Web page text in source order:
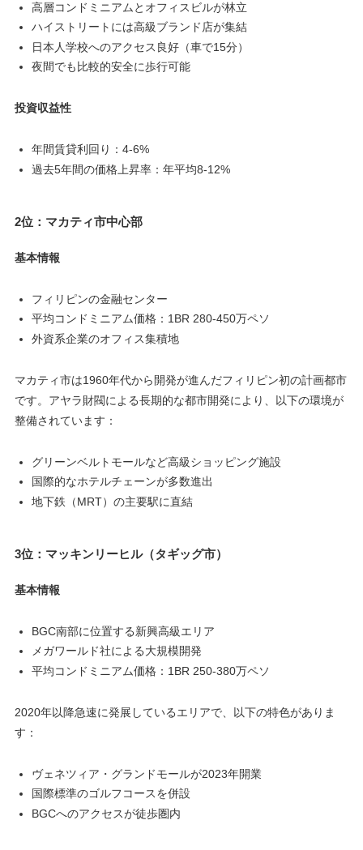
高層コンドミニアムとオフィスビルが林立
ハイストリートには高級ブランド店が集結
日本人学校へのアクセス良好（車で15分）
夜間でも比較的安全に歩行可能
投資収益性
年間賃貸利回り：4-6%
過去5年間の価格上昇率：年平均8-12%
2位：マカティ市中心部
基本情報
フィリピンの金融センター
平均コンドミニアム価格：1BR 280-450万ペソ
外資系企業のオフィス集積地
マカティ市は1960年代から開発が進んだフィリピン初の計画都市
です。アヤラ財閥による長期的な都市開発により、以下の環境が
整備されています：
グリーンベルトモールなど高級ショッピング施設
国際的なホテルチェーンが多数進出
地下鉄（MRT）の主要駅に直結
3位：マッキンリーヒル（タギッグ市）
基本情報
BGC南部に位置する新興高級エリア
メガワールド社による大規模開発
平均コンドミニアム価格：1BR 250-380万ペソ
2020年以降急速に発展しているエリアで、以下の特色がありま
す：
ヴェネツィア・グランドモールが2023年開業
国際標準のゴルフコースを併設
BGCへのアクセスが徒歩圏内